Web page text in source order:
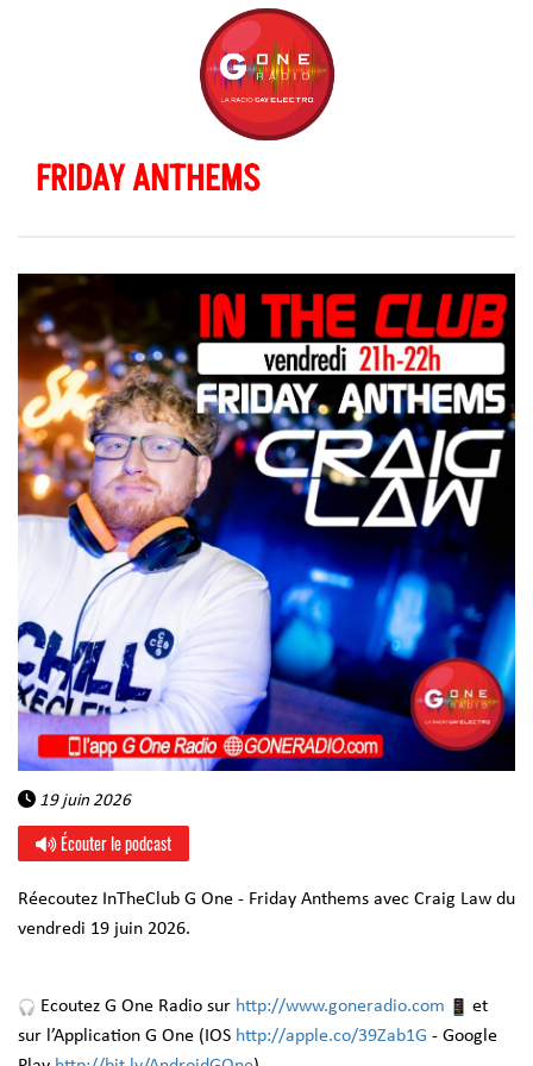
FRIDAY ANTHEMS
19 juin 2026
Écouter le podcast
Réecoutez InTheClub G One - Friday Anthems avec Craig Law du
vendredi 19 juin 2026.
Ecoutez G One Radio sur http://www.goneradio.com
et
sur l’Application G One (IOS http://apple.co/39Zab1G - Google